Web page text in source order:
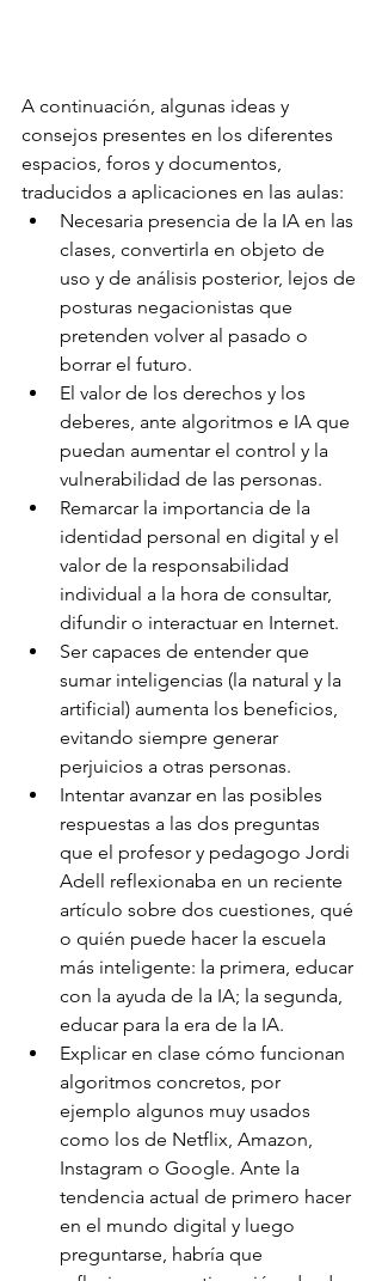
A continuación, algunas ideas y
consejos presentes en los diferentes
espacios, foros y documentos,
traducidos a aplicaciones en las aulas:
Necesaria presencia de la IA en las
clases, convertirla en objeto de
uso y de análisis posterior, lejos de
posturas negacionistas que
pretenden volver al pasado o
borrar el futuro.
El valor de los derechos y los
deberes, ante algoritmos e IA que
puedan aumentar el control y la
vulnerabilidad de las personas.
Remarcar la importancia de la
identidad personal en digital y el
valor de la responsabilidad
individual a la hora de consultar,
difundir o interactuar en Internet.
Ser capaces de entender que
sumar inteligencias (la natural y la
artificial) aumenta los beneficios,
evitando siempre generar
perjuicios a otras personas.
Intentar avanzar en las posibles
respuestas a las dos preguntas
que el profesor y pedagogo Jordi
Adell reflexionaba en un reciente
artículo sobre dos cuestiones, qué
o quién puede hacer la escuela
más inteligente: la primera, educar
con la ayuda de la IA; la segunda,
educar para la era de la IA.
Explicar en clase cómo funcionan
algoritmos concretos, por
ejemplo algunos muy usados
como los de Netflix, Amazon,
Instagram o Google. Ante la
tendencia actual de primero hacer
en el mundo digital y luego
preguntarse, habría que